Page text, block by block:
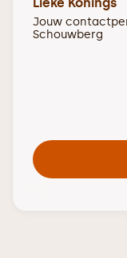
Jouw
Schouwberg